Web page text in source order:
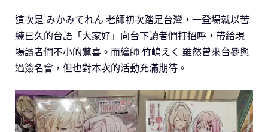
這次是 みかみてれん 老師初次踏足台灣，一登場就以苦
練已久的台語「大家好」向台下讀者們打招呼，帶給現
場讀者們不小的驚喜。而繪師 竹嶋えく 雖然曾來台參與
過簽名會，但也對本次的活動充滿期待。